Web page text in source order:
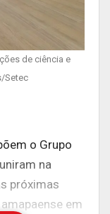
de ciência e
Setec
o Grupo
na
próximas
em